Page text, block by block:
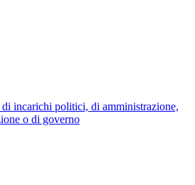
incarichi politici, di amministrazione,
o di governo